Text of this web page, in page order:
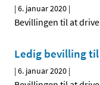
|6. januar 2020 |
Bevillingen til at
Ledig bevilling
|6. januar 2020 |